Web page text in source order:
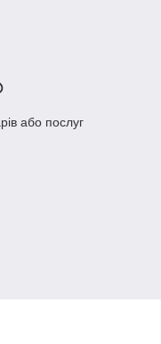
або послуг